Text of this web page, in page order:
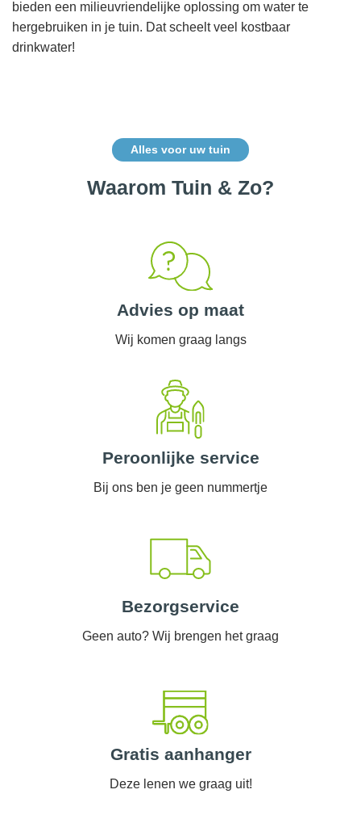
bieden een milieuvriendelijke oplossing om water te
hergebruiken in je tuin. Dat scheelt veel kostbaar
drinkwater!
Alles voor uw tuin
Waarom Tuin & Zo?
Advies op maat
Wij komen graag langs
Peroonlijke service
Bij ons ben je geen nummertje
Bezorgservice
Geen auto? Wij brengen het graag
Gratis aanhanger
Deze lenen we graag uit!